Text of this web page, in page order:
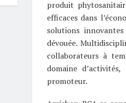
produit
efficaces dans
solutions
dévouée.
collaborateurs à
domaine
promoteur.